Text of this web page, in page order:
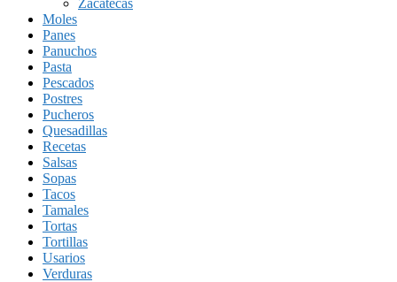
Zacatecas
Moles
Panes
Panuchos
Pasta
Pescados
Postres
Pucheros
Quesadillas
Recetas
Salsas
Sopas
Tacos
Tamales
Tortas
Tortillas
Usarios
Verduras